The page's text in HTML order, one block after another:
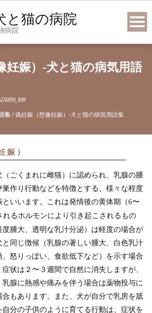
と猫の病院
病院
妊娠）-犬と猫の病気用語
集/偽妊娠（想像妊娠）-犬と猫の病気用語集
娠）
ごくまれに雌猫）に認められ、乳腺の腫
作り行動などを特徴とする、様々な程度
いいます。これは発情後の黄体期（6〜
れるホルモンにより引き起こされるもの
腫大、透明な乳汁分泌）は軽度の場合が
同じ徴候（乳腺の著しい腫大、白色乳汁
怒りっぽい、食欲低下など）を示す場合
状は２〜３週間で自然に消失しますが、
腺に熱感や痛みを伴う場合は薬物投与に
もあります。また、犬が自分で乳房を舐
分の子供のように育てる行動は、症状を